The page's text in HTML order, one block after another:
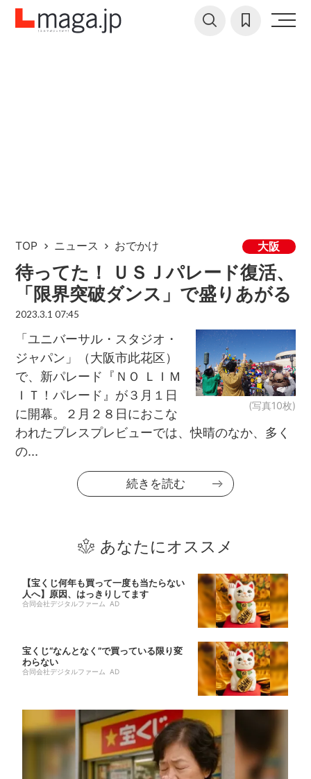
TOP ニュース おでかけ 大阪
待ってた！ ＵＳＪパレード復活、
「限界突破ダンス」で盛りあがる
2023.3.1 07:45
(写真10枚)
「ユニバーサル・スタジオ・
ジャパン」（大阪市此花区）
で、新パレード『ＮＯ ＬＩＭ
ＩＴ！パレード』が３月１日
に開幕。２月２８日におこな
われたプレスプレビューでは、快晴のなか、多く
の...
続きを読む
あなたにオススメ
【宝くじ何年も買って一度も当たらない
人へ】原因、はっきりしてます
合同会社デジタルファーム AD
宝くじ“なんとなく”で買っている限り変
わらない
合同会社デジタルファーム AD